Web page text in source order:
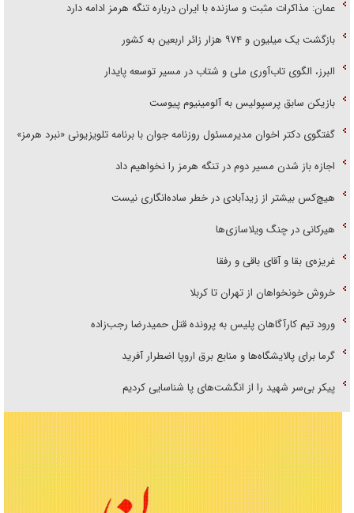
عمان: مذاکرات مثبت و سازنده با ایران درباره تنگه هرمز ادامه دارد
بازگشت یک میلیون و ۹۷۴ هزار زائر اربعین به کشور
البرز، الگوی تاب‌آوری ملی و شتاب در مسیر توسعه پایدار
بازیکن سابق پرسپولیس به آلومینیوم پیوست
گفتگوی دکتر اخوان مدیرمسئول روزنامه جوان با برنامه تلویزیونی «نبرد هرمز»
اجازه باز شدن مسیر دوم در تنگه هرمز را نخواهیم داد
هیچ‌کس بیشتر از زیدآبادی در خطر ساده‌انگاری نیست
هیرکانی در چنگ ویلاسازی‌ها
غریزه‌ی بقا و آقای باقی و رفقا
خروش خونخواهان از تهران تا کربلا
ورود تیم کارآگاهان پلیس به پرونده قتل حمیدرضا رجب‌زاده
گرما برای پالایشگاه‌ها و منابع برق اروپا اضطرار آفرید
پیکر بی‌سر شهید را از انگشت‌های پا شناسایی کردیم